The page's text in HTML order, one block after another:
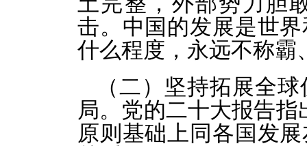
击。中国的发展是世
什么程度，永远不称霸
（二）坚持拓展全
局。党的二十大报告
原则基础上同各国发